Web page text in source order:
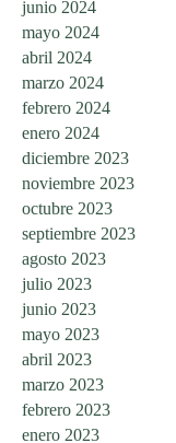
junio 2024
mayo 2024
abril 2024
marzo 2024
febrero 2024
enero 2024
diciembre 2023
noviembre 2023
octubre 2023
septiembre 2023
agosto 2023
julio 2023
junio 2023
mayo 2023
abril 2023
marzo 2023
febrero 2023
enero 2023